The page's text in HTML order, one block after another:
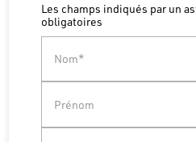
Les champs indiqués par un
obligatoires
Nom*
Prénom